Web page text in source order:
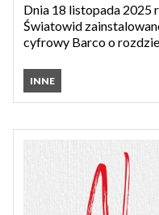
Dnia 18 listopada 2025
Światowid
cyfrowy Barco o
INNE